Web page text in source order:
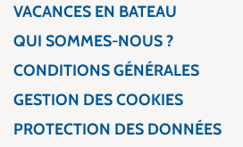
VACANCES EN BATEAU
QUI SOMMES-NOUS ?
CONDITIONS GÉNÉRALES
GESTION DES COOKIES
PROTECTION DES DONNÉES